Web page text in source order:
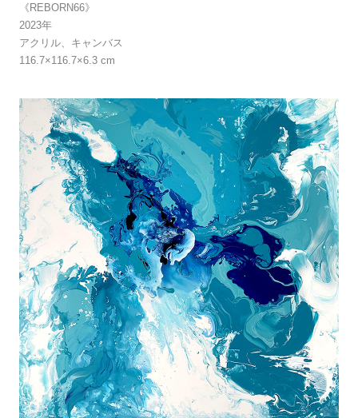
《REBORN66》
2023年
アクリル、キャンバス
116.7×116.7×6.3 cm